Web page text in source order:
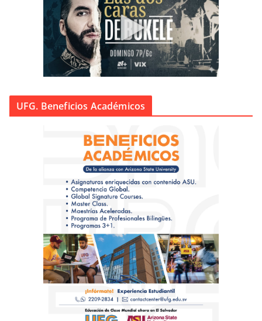
UFG. Beneficios Académicos